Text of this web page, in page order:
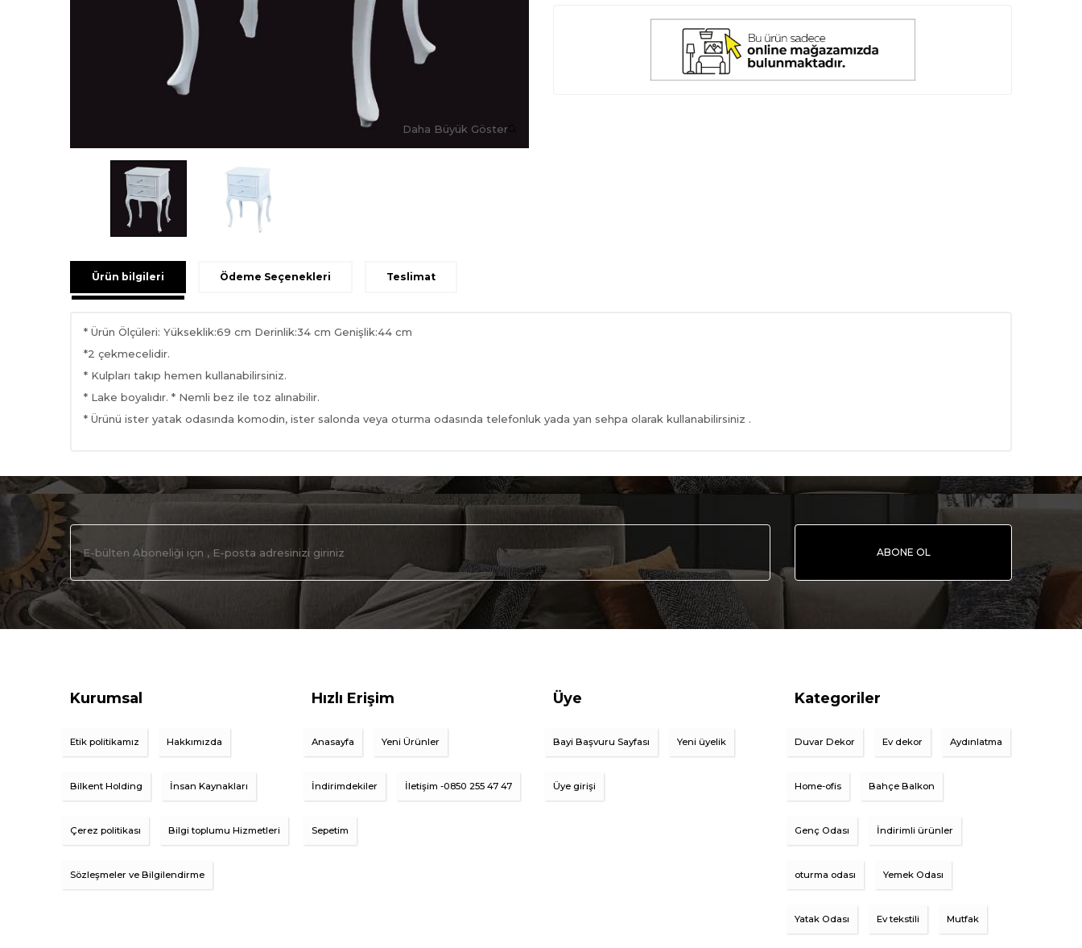
Daha Büyük Göster
Ürün bilgileri Ödeme Seçenekleri Teslimat
* Ürün Ölçüleri: Yükseklik:69 cm Derinlik:34 cm Genişlik:44 cm
*2 çekmecelidir.
* Kulpları takıp hemen kullanabilirsiniz.
* Lake boyalıdır. * Nemli bez ile toz alınabilir.
* Ürünü ister yatak odasında komodin, ister salonda veya oturma odasında telefonluk yada yan sehpa olarak kullanabilirsiniz .
ABONE OL
Kurumsal
Etik politikamız Hakkımızda
Bilkent Holding İnsan Kaynakları
Çerez politikası Bilgi toplumu Hizmetleri
Sözleşmeler ve Bilgilendirme
Hızlı Erişim
Anasayfa Yeni Ürünler
İndirimdekiler İletişim -0850 255 47 47
Sepetim
Üye
Bayi Başvuru Sayfası Yeni üyelik
Üye girişi
Kategoriler
Duvar Dekor Ev dekor Aydınlatma
Home-ofis Bahçe Balkon
Genç Odası İndirimli ürünler
oturma odası Yemek Odası
Yatak Odası Ev tekstili Mutfak